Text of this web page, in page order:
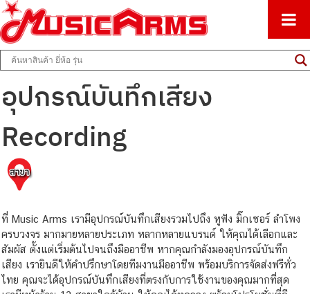
Music Arms
ศูนย์รวมครื่องดนตรีทุกชนิด ตั้งแต่เริ่มต้นถึงมืออาชีพ
อุปกรณ์บันทึกเสียง
Recording
ที่ Music Arms เรามีอุปกรณ์บันทึกเสียงรวมไปถึง หูฟัง มิ๊กเซอร์ ลำโพง
ครบวงจร มากมายหลายประเภท หลากหลายแบรนด์ ให้คุณได้เลือกและ
สัมผัส ตั้งแต่เริ่มต้นไปจนถึงมืออาชีพ หากคุณกำลังมองอุปกรณ์บันทึก
เสียง เรายินดีให้คำปรึกษาโดยทีมงานมืออาชีพ พร้อมบริการจัดส่งฟรีทั่ว
ไทย คุณจะได้อุปกรณ์บันทึกเสียงที่ตรงกับการใช้งานของคุณมากที่สุด